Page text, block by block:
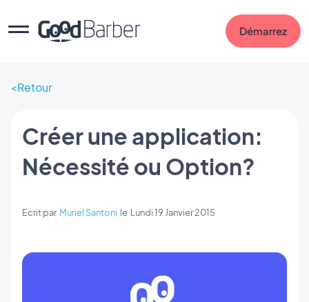
Démarrez
Retour
Créer une application:
Nécessité ou Option?
Ecrit par Muriel Santoni le Lundi 19 Janvier 2015